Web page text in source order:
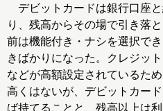
デビットカードは銀行口座
り、残高からその場で引き落
前は機能付き・ナシを選択で
きばかりになった。クレジッ
などが高額設定されているた
高くはないが、デビットカー
ば持てることと、残高以上は利